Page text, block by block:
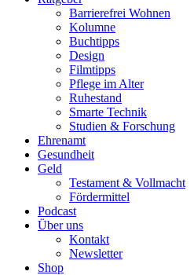
Barrierefrei Wohnen
Kolumne
Buchtipps
Design
Filmtipps
Pflege im Alter
Ruhestand
Smarte Technik
Studien & Forschung
Ehrenamt
Gesundheit
Geld
Testament & Vollmacht
Fördermittel
Podcast
Über uns
Kontakt
Newsletter
Shop